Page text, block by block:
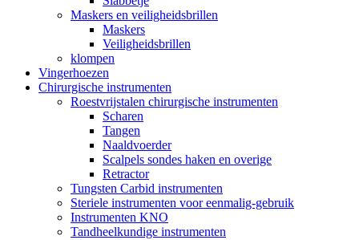
Maskers en veiligheidsbrillen
Maskers
Veiligheidsbrillen
klompen
Vingerhoezen
Chirurgische instrumenten
Roestvrijstalen chirurgische instrumenten
Scharen
Tangen
Naaldvoerder
Scalpels sondes haken en overige
Retractor
Tungsten Carbid instrumenten
Steriele instrumenten voor eenmalig-gebruik
Instrumenten KNO
Tandheelkundige instrumenten